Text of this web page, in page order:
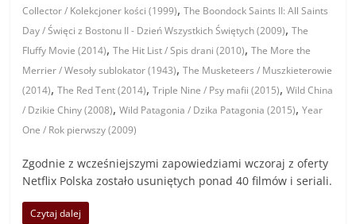
Collector / Kolekcjoner kości (1999),The Boondock Saints II: All Saints
Day / Święci z Bostonu II - Dzień Wszystkich Świętych (2009),The
Fluffy Movie (2014),The Hit List / Spis drani (2010),The More the
Merrier / Wesoły sublokator (1943),The Musketeers / Muszkieterowie
(2014),The Red Tent (2014),Triple Nine / Psy mafii (2015),Wild China
/ Dzikie Chiny (2008),Wild Patagonia / Dzika Patagonia (2015),Year
One / Rok pierwszy (2009)
Zgodnie z wcześniejszymi zapowiedziami wczoraj z oferty
Netflix Polska zostało usuniętych ponad 40 filmów i seriali.
Czytaj dalej